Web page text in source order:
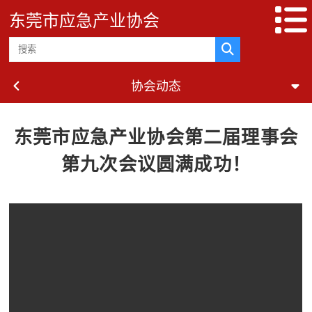
东莞市应急产业协会
协会动态
东莞市应急产业协会第二届理事会
第九次会议圆满成功！